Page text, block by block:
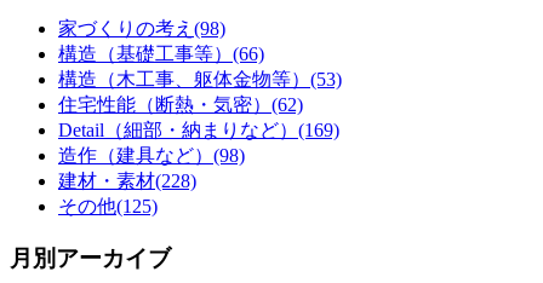
家づくりの考え(98)
構造（基礎工事等）(66)
構造（木工事、躯体金物等）(53)
住宅性能（断熱・気密）(62)
Detail（細部・納まりなど）(169)
造作（建具など）(98)
建材・素材(228)
その他(125)
月別アーカイブ